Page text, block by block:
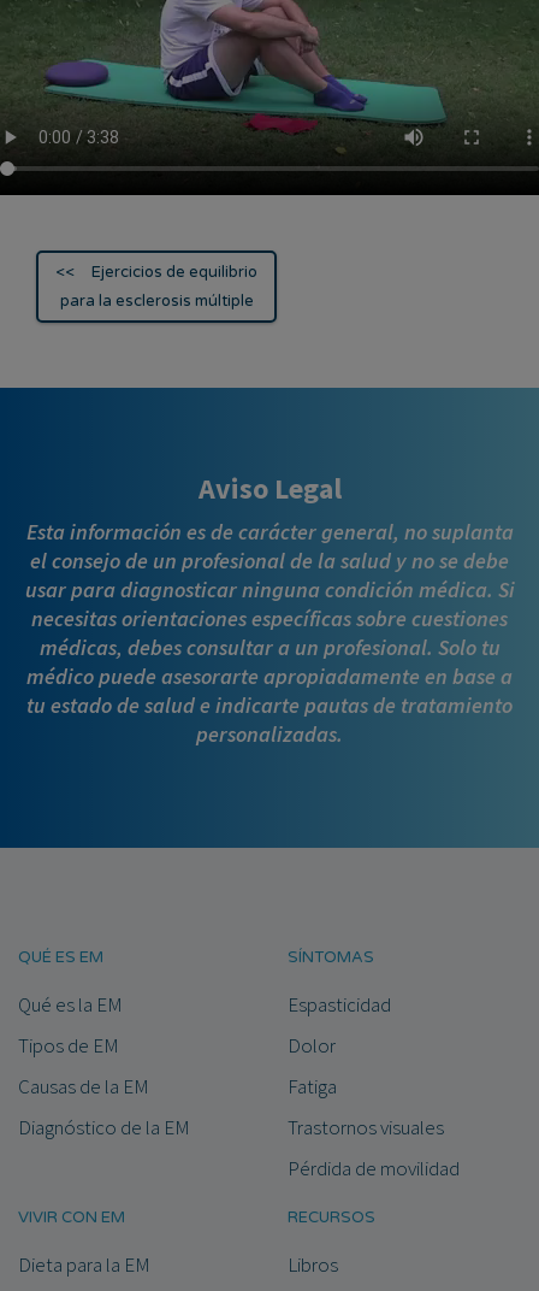
Navegación
entradas
Ejercicios de equilibrio
para la esclerosis múltiple
Aviso Legal
Esta información es de carácter general, no suplanta
el consejo de un profesional de la salud y no se debe
usar para diagnosticar ninguna condición médica. Si
necesitas orientaciones específicas sobre cuestiones
médicas, debes consultar a un profesional. Solo tu
médico puede asesorarte apropiadamente en base a
tu estado de salud e indicarte pautas de tratamiento
personalizadas.
QUÉ ES EM
Qué es la EM
Tipos de EM
Causas de la EM
Diagnóstico de la EM
SÍNTOMAS
Espasticidad
Dolor
Fatiga
Trastornos visuales
Pérdida de movilidad
VIVIR CON EM
Dieta para la EM
RECURSOS
Libros